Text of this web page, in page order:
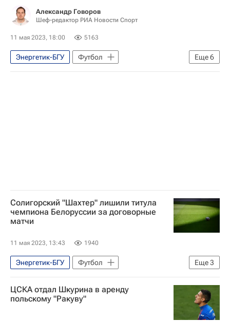
Александр Говоров
Шеф-редактор РИА Новости Спорт
11 мая 2023, 18:00 5163
Еще6
Энергетик-БГУ
Футбол
Авторы РИА Новости Спорт
Солигорский "Шахтер" лишили титула
чемпиона Белоруссии за договорные
матчи
11 мая 2023, 13:43 1940
Еще3
Энергетик-БГУ
Футбол
Вокруг спорта
Шахтер Белшина
ЦСКА отдал Шкурина в аренду
польскому "Ракуву"